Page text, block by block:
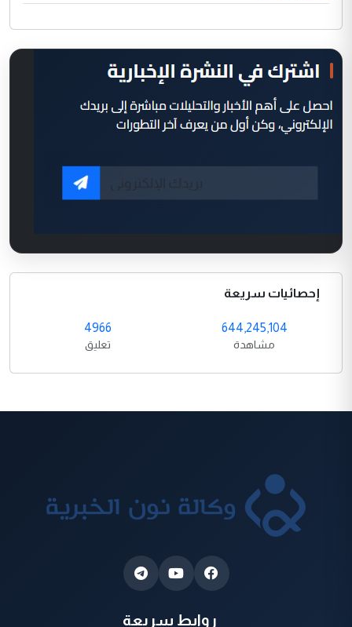
إحصائيات سريعة
644,245,104
مشاهدة
4966
تعليق
روابط سريعة